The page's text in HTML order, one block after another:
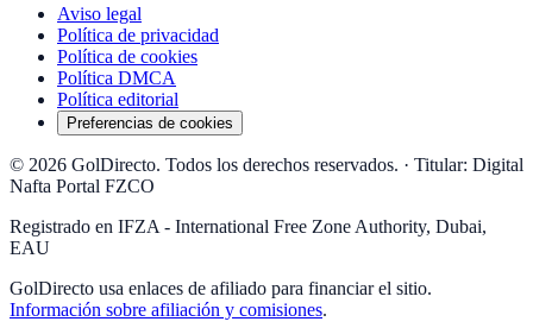
Aviso legal
Política de privacidad
Política de cookies
Política DMCA
Política editorial
Preferencias de cookies
© 2026 GolDirecto. Todos los derechos reservados. · Titular: Digital
Nafta Portal FZCO
Registrado en IFZA - International Free Zone Authority, Dubai,
EAU
GolDirecto usa enlaces de afiliado para financiar el sitio.
Información sobre afiliación y comisiones.